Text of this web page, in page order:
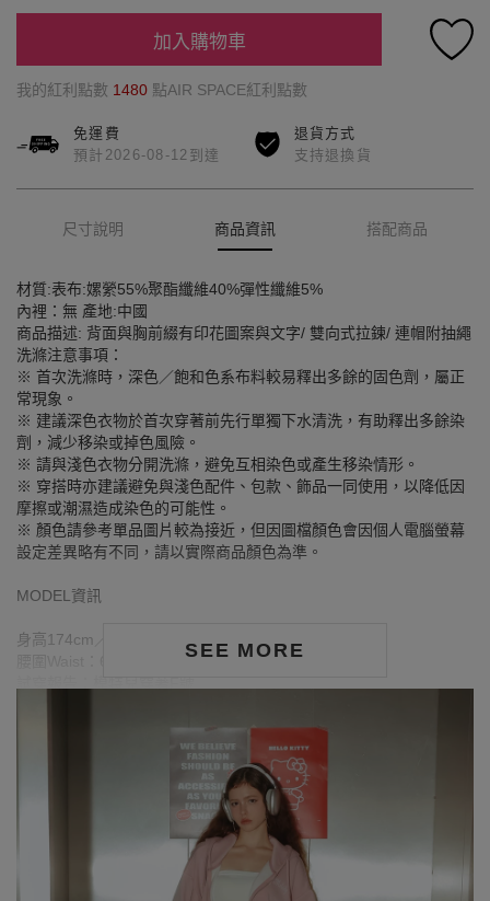
加入購物車
我的紅利點數 1480 點AIR SPACE紅利點數
免運費
預計2026-08-12到達
退貨方式
支持退換貨
尺寸說明 商品資訊 搭配商品
SEE MORE
材質:表布:嫘縈55%聚酯纖維40%彈性纖維5%
內裡：無 產地:中國
商品描述: 背面與胸前綴有印花圖案與文字/ 雙向式拉鍊/ 連帽附抽繩
洗滌注意事項：
※ 首次洗滌時，深色／飽和色系布料較易釋出多餘的固色劑，屬正
常現象。
※ 建議深色衣物於首次穿著前先行單獨下水清洗，有助釋出多餘染
劑，減少移染或掉色風險。
※ 請與淺色衣物分開洗滌，避免互相染色或產生移染情形。
※ 穿搭時亦建議避免與淺色配件、包款、飾品一同使用，以降低因
摩擦或潮濕造成染色的可能性。
※ 顏色請參考單品圖片較為接近，但因圖檔顏色會因個人電腦螢幕
設定差異略有不同，請以實際商品顏色為準。
MODEL資訊
身高174cm／胸圍Bust：80cm
腰圍Waist：60cm／臀圍hips：89cm